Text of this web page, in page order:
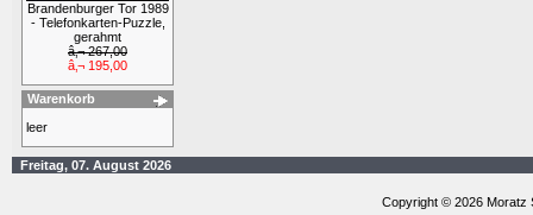
Brandenburger Tor 1989
- Telefonkarten-Puzzle,
gerahmt
â‚¬ 267,00
â‚¬ 195,00
Warenkorb
leer
Freitag, 07. August 2026
Copyright © 2026 Moratz